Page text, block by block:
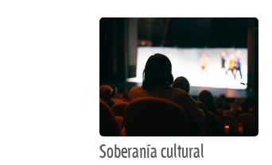
Soberanía cultural